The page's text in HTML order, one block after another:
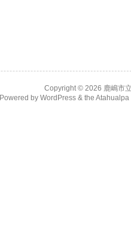
Copyright © 2026 鹿嶋市
Powered by WordPress& the Atahualpa